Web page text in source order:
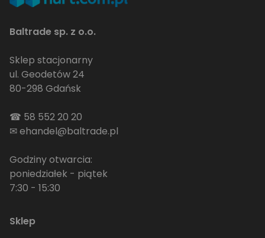
Baltrade sp. z o.o.
Sklep stacjonarny
ul. Geodetów 24
80-298 Gdańsk
☎ 58 552 20 20
✉ehandel@baltrade.pl
Godziny otwarcia:
poniedziałek - piątek
7:30 - 15:30
Sklep